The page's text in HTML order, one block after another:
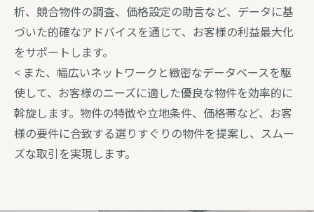
析、競合物件の調査、価格設定の助言など、データに基
づいた的確なアドバイスを通じて、お客様の利益最大化
をサポートします。
< また、幅広いネットワークと緻密なデータベースを駆
使して、お客様のニーズに適した優良な物件を効率的に
斡旋します。物件の特徴や立地条件、価格帯など、お客
様の要件に合致する選りすぐりの物件を提案し、スムー
ズな取引を実現します。